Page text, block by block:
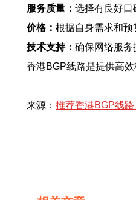
服务质量： 选择有良好口
价格： 根据自身需求和预
技术支持： 确保网络服务
香港BGP线路是提供高
来源： 推荐香港BGP线路